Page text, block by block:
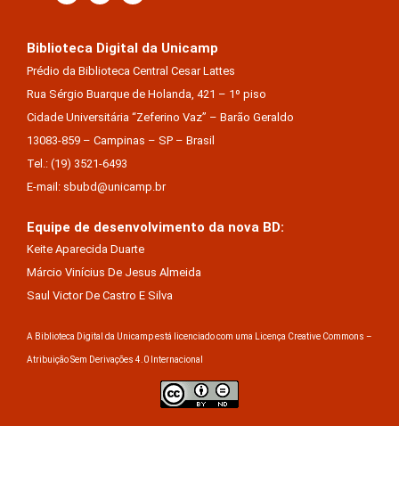
Biblioteca Digital da Unicamp
Prédio da Biblioteca Central Cesar Lattes
Rua Sérgio Buarque de Holanda, 421 – 1º piso
Cidade Universitária “Zeferino Vaz” – Barão Geraldo
13083-859 – Campinas – SP – Brasil
Tel.: (19) 3521-6493
E-mail: sbubd@unicamp.br
Equipe de desenvolvimento da nova BD:
Keite Aparecida Duarte
Márcio Vinícius De Jesus Almeida
Saul Victor De Castro E Silva
A Biblioteca Digital da Unicamp está licenciado com uma Licença Creative Commons –
Atribuição Sem Derivações 4.0 Internacional